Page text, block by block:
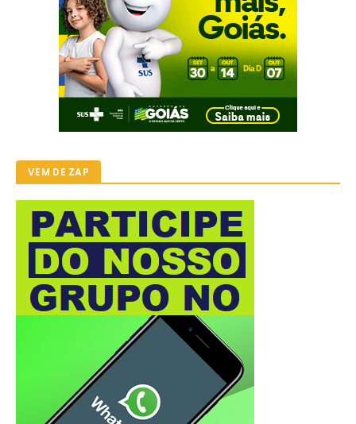
VEM DE ZAP